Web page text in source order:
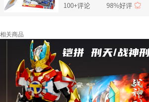
100+评论 98%好评
相关商品